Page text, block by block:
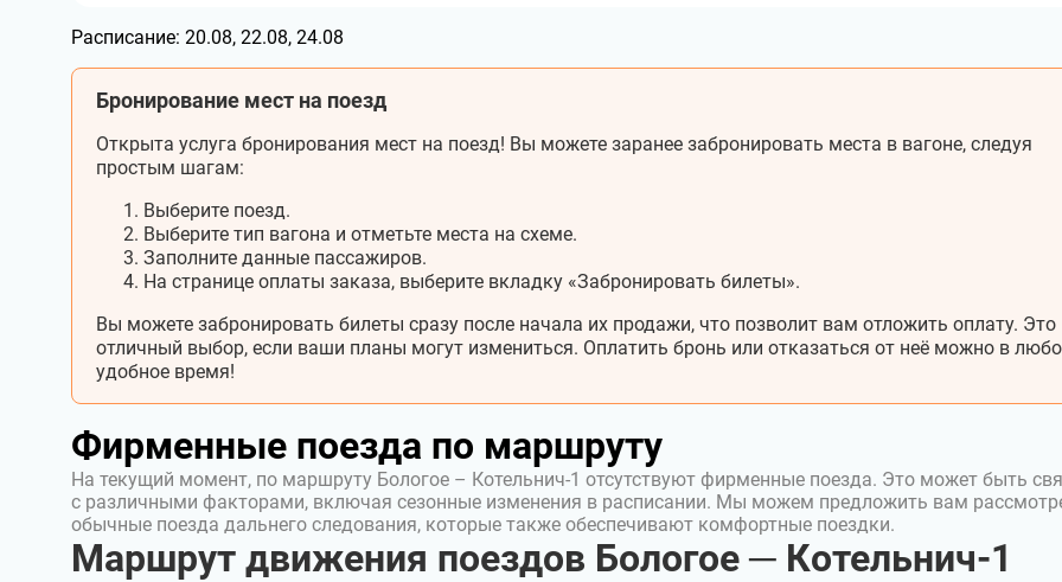
Расписание: 20.08, 22.08, 24.08
Бронирование мест на поезд
Открыта услуга бронирования мест на поезд! Вы можете заранее забронировать места в вагоне, следуя
простым шагам:
Выберите поезд.
Выберите тип вагона и отметьте места на схеме.
Заполните данные пассажиров.
На странице оплаты заказа, выберите вкладку «Забронировать билеты».
Вы можете забронировать билеты сразу после начала их продажи, что позволит вам отложить оплату. Это
отличный выбор, если ваши планы могут измениться. Оплатить бронь или отказаться от неё можно в
удобное время!
Фирменные поезда по маршруту
На текущий момент, по маршруту Бологое – Котельнич-1 отсутствуют фирменные поезда. Это может быть
с различными факторами, включая сезонные изменения в расписании. Мы можем предложить вам
обычные поезда дальнего следования, которые также обеспечивают комфортные поездки.
Маршрут движения поездов Бологое ─ Котельнич-1